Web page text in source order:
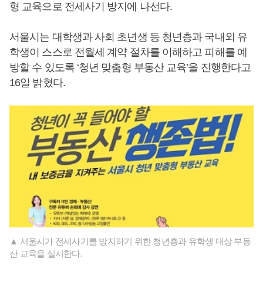
형 교육으로 전세사기 방지에 나선다.
서울시는 대학생과 사회 초년생 등 청년층과 국내외 유
학생이 스스로 전월세 계약 절차를 이해하고 피해를 예
방할 수 있도록 ‘청년 맞춤형 부동산 교육’을 진행한다고
16일 밝혔다.
▲ 서울시가 전세사기를 방지하기 위한 청년층과 유학생 대상 부동
산 교육을 실시한다.